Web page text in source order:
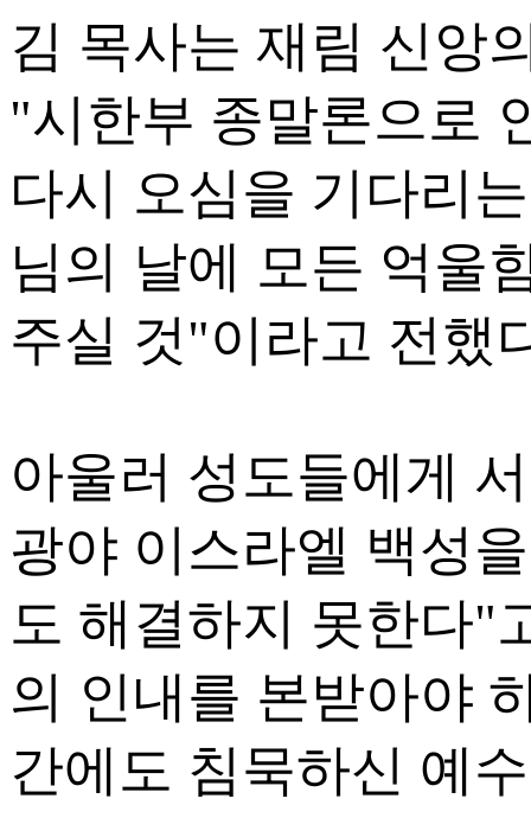
김 목사는 재림 신앙
"시한부 종말론으로
다시 오심을 기다리
님의 날에 모든 억울
주실 것"이라고 전했
아울러 성도들에게
광야 이스라엘 백성
도 해결하지 못한다"
의 인내를 본받아야
간에도 침묵하신 예